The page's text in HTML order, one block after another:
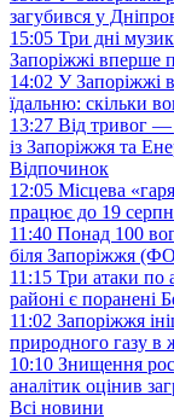
загубився у
15:05 Три дні
Запоріжжі вперше
14:02 У Запоріжжі
їдальню: скільки
13:27 Від тривог —
із Запоріжжя та
Відпочинок
12:05 Місцева
працює до 19
11:40 Понад 100
біля Запоріжжя
11:15 Три атаки по
районі є поранені
11:02 Запоріжжя
природного газу в
10:10 Знищення
аналітик оцінив
Всі новини